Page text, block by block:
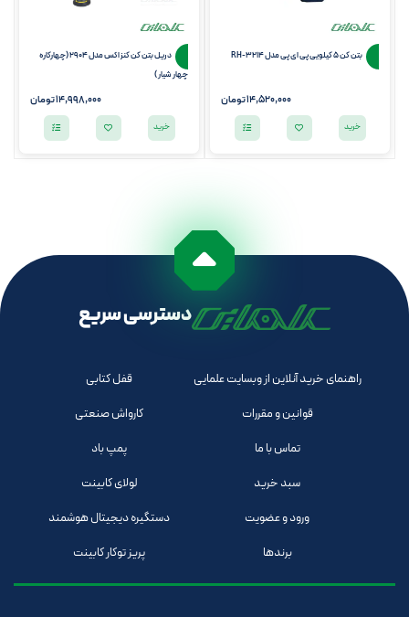
بتن کن 5 کیلویی پی ای پی مدل RH-3214
14,520,000تومان
خرید
دریل بتن کن کنزاکس مدل 2904 (چهارکاره
چهار شیار )
14,998,000تومان
خرید
دسترسی سریع
راهنمای خرید آنلاین از وبسایت علمایی
قوانین و مقررات
تماس با ما
سبد خرید
ورود و عضویت
برندها
قفل کتابی
کارواش صنعتی
پمپ باد
لولای کابینت
دستگیره دیجیتال هوشمند
پریز توکار کابینت